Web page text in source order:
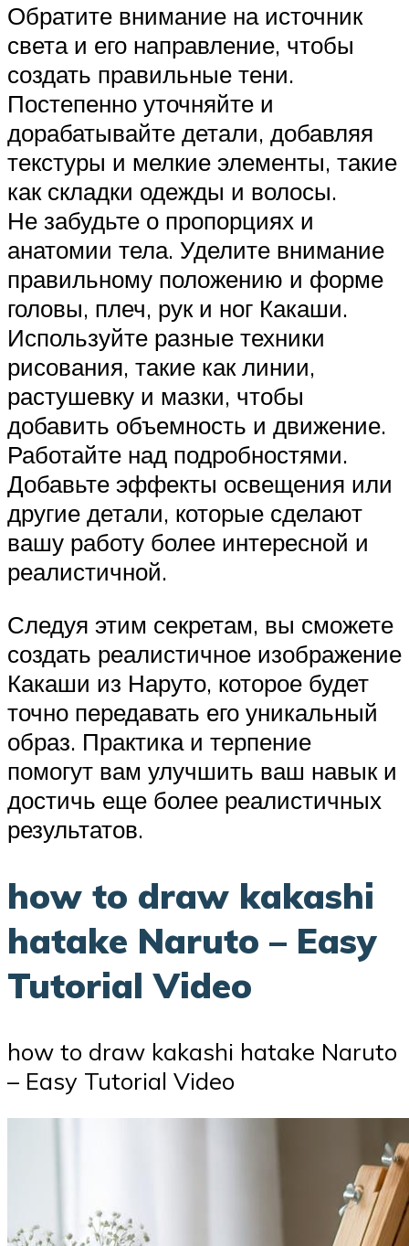
Обратите внимание на источник
света и его направление, чтобы
создать правильные тени.
Постепенно уточняйте и
дорабатывайте детали, добавляя
текстуры и мелкие элементы, такие
как складки одежды и волосы.
Не забудьте о пропорциях и
анатомии тела. Уделите внимание
правильному положению и форме
головы, плеч, рук и ног Какаши.
Используйте разные техники
рисования, такие как линии,
растушевку и мазки, чтобы
добавить объемность и движение.
Работайте над подробностями.
Добавьте эффекты освещения или
другие детали, которые сделают
вашу работу более интересной и
реалистичной.
Следуя этим секретам, вы сможете
создать реалистичное изображение
Какаши из Наруто, которое будет
точно передавать его уникальный
образ. Практика и терпение
помогут вам улучшить ваш навык и
достичь еще более реалистичных
результатов.
how to draw kakashi
hatake Naruto – Easy
Tutorial Video
how to draw kakashi hatake Naruto
– Easy Tutorial Video